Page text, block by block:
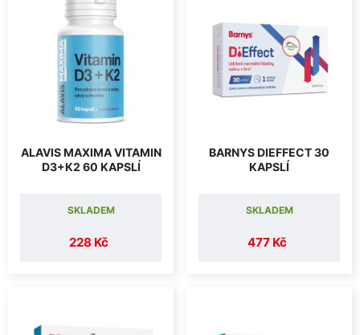
ALAVIS MAXIMA VITAMIN
D3+K2 60 KAPSLÍ
228 Kč
SKLADEM
BARNYS DIEFFECT 30
KAPSLÍ
477 Kč
SKLADEM